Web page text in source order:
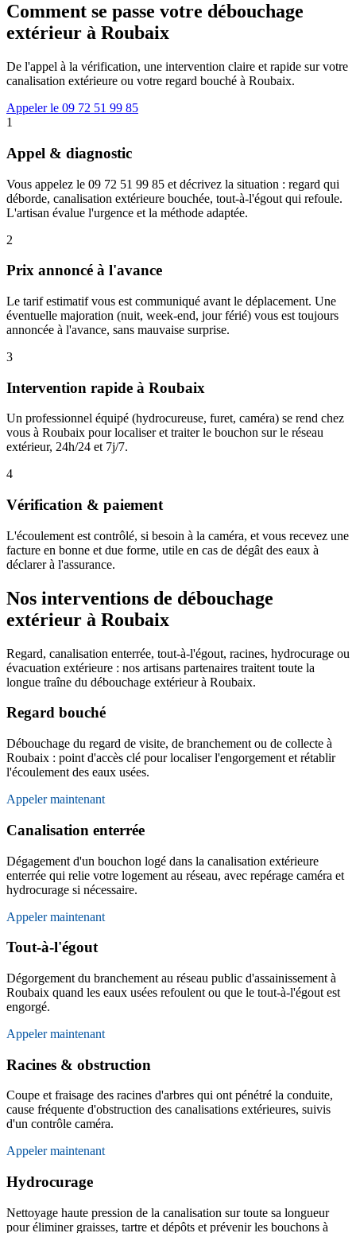
Comment se passe votre débouchage
extérieur à Roubaix
De l'appel à la vérification, une intervention claire et rapide sur votre
canalisation extérieure ou votre regard bouché à Roubaix.
Appeler le 09 72 51 99 85
1
Appel & diagnostic
Vous appelez le 09 72 51 99 85 et décrivez la situation : regard qui
déborde, canalisation extérieure bouchée, tout-à-l'égout qui refoule.
L'artisan évalue l'urgence et la méthode adaptée.
2
Prix annoncé à l'avance
Le tarif estimatif vous est communiqué avant le déplacement. Une
éventuelle majoration (nuit, week-end, jour férié) vous est toujours
annoncée à l'avance, sans mauvaise surprise.
3
Intervention rapide à Roubaix
Un professionnel équipé (hydrocureuse, furet, caméra) se rend chez
vous à Roubaix pour localiser et traiter le bouchon sur le réseau
extérieur, 24h/24 et 7j/7.
4
Vérification & paiement
L'écoulement est contrôlé, si besoin à la caméra, et vous recevez une
facture en bonne et due forme, utile en cas de dégât des eaux à
déclarer à l'assurance.
Nos interventions de débouchage
extérieur à Roubaix
Regard, canalisation enterrée, tout-à-l'égout, racines, hydrocurage ou
évacuation extérieure : nos artisans partenaires traitent toute la
longue traîne du débouchage extérieur à Roubaix.
Regard bouché
Débouchage du regard de visite, de branchement ou de collecte à
Roubaix : point d'accès clé pour localiser l'engorgement et rétablir
l'écoulement des eaux usées.
Appeler maintenant
Canalisation enterrée
Dégagement d'un bouchon logé dans la canalisation extérieure
enterrée qui relie votre logement au réseau, avec repérage caméra et
hydrocurage si nécessaire.
Appeler maintenant
Tout-à-l'égout
Dégorgement du branchement au réseau public d'assainissement à
Roubaix quand les eaux usées refoulent ou que le tout-à-l'égout est
engorgé.
Appeler maintenant
Racines & obstruction
Coupe et fraisage des racines d'arbres qui ont pénétré la conduite,
cause fréquente d'obstruction des canalisations extérieures, suivis
d'un contrôle caméra.
Appeler maintenant
Hydrocurage
Nettoyage haute pression de la canalisation sur toute sa longueur
pour éliminer graisses, tartre et dépôts et prévenir les bouchons à